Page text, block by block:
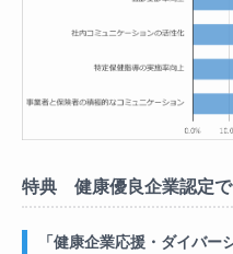
特典 健康優良企業認定
「健康企業応援・ダイバ